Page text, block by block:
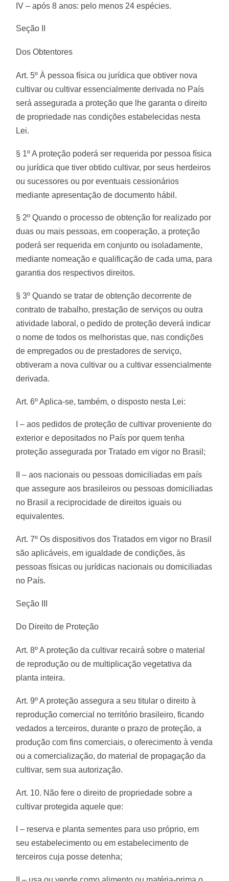
IV – após 8 anos: pelo menos 24 espécies.
Seção II
Dos Obtentores
Art. 5º À pessoa física ou jurídica que obtiver nova
cultivar ou cultivar essencialmente derivada no País
será assegurada a proteção que lhe garanta o direito
de propriedade nas condições estabelecidas nesta
Lei.
§ 1º A proteção poderá ser requerida por pessoa física
ou jurídica que tiver obtido cultivar, por seus herdeiros
ou sucessores ou por eventuais cessionários
mediante apresentação de documento hábil.
§ 2º Quando o processo de obtenção for realizado por
duas ou mais pessoas, em cooperação, a proteção
poderá ser requerida em conjunto ou isoladamente,
mediante nomeação e qualificação de cada uma, para
garantia dos respectivos direitos.
§ 3º Quando se tratar de obtenção decorrente de
contrato de trabalho, prestação de serviços ou outra
atividade laboral, o pedido de proteção deverá indicar
o nome de todos os melhoristas que, nas condições
de empregados ou de prestadores de serviço,
obtiveram a nova cultivar ou a cultivar essencialmente
derivada.
Art. 6º Aplica-se, também, o disposto nesta Lei:
I – aos pedidos de proteção de cultivar proveniente do
exterior e depositados no País por quem tenha
proteção assegurada por Tratado em vigor no Brasil;
II – aos nacionais ou pessoas domiciliadas em país
que assegure aos brasileiros ou pessoas domiciliadas
no Brasil a reciprocidade de direitos iguais ou
equivalentes.
Art. 7º Os dispositivos dos Tratados em vigor no Brasil
são aplicáveis, em igualdade de condições, às
pessoas físicas ou jurídicas nacionais ou domiciliadas
no País.
Seção III
Do Direito de Proteção
Art. 8º A proteção da cultivar recairá sobre o material
de reprodução ou de multiplicação vegetativa da
planta inteira.
Art. 9º A proteção assegura a seu titular o direito à
reprodução comercial no território brasileiro, ficando
vedados a terceiros, durante o prazo de proteção, a
produção com fins comerciais, o oferecimento à venda
ou a comercialização, do material de propagação da
cultivar, sem sua autorização.
Art. 10. Não fere o direito de propriedade sobre a
cultivar protegida aquele que:
I – reserva e planta sementes para uso próprio, em
seu estabelecimento ou em estabelecimento de
terceiros cuja posse detenha;